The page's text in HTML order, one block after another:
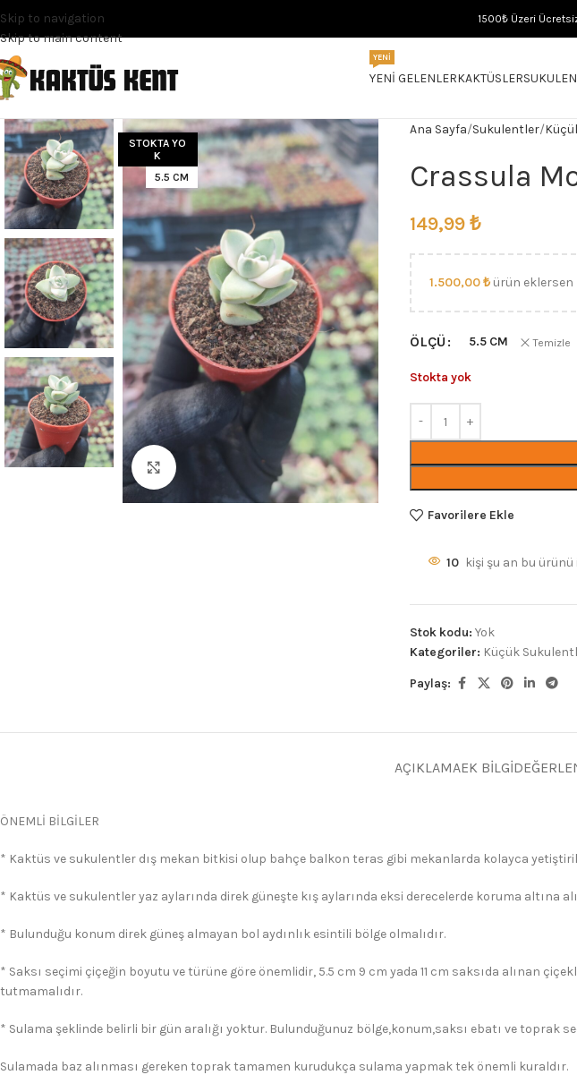
Skip to navigation
Skip to main content
1500₺ Üzeri
YENI GELENLER
YENI
KAKTÜSLER
STOKTA YO
K
5.5 CM
Click to enlarge
Ana Sayfa Sukulentler
Crassula
149,99 ₺
1.500,00₺ ürün eklersen
ÖLÇÜ 5.5 CM Temizle
Stokta yok
Favorilere Ekle
10 kişi şu an bu ürünü
Stok kodu: Yok
Kategoriler: Küçük
Paylaş:
AÇIKLAMAEK BILGI
ÖNEMLİ BİLGİLER
* Kaktüs ve sukulentler dış mekan bitkisi olup bahçe balkon teras gibi mekanlarda kolayca
* Kaktüs ve sukulentler yaz aylarında direk güneşte kış aylarında eksi derecelerde koruma altına
* Bulunduğu konum direk güneş almayan bol aydınlık esintili bölge olmalıdır.
* Saksı seçimi çiçeğin boyutu ve türüne göre önemlidir, 5.5 cm 9 cm yada 11 cm saksıda alınan
tutmamalıdır.
* Sulama şeklinde belirli bir gün aralığı yoktur. Bulunduğunuz bölge,konum,saksı ebatı ve toprak
Sulamada baz alınması gereken toprak tamamen kurudukça sulama yapmak tek önemli kuraldır.